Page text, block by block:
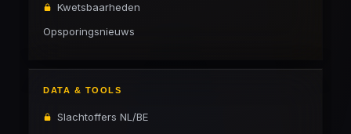
Kwetsbaarheden
Opsporingsnieuws
DATA & TOOLS
Slachtoffers NL/BE